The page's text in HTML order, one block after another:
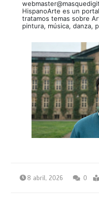
HispanoArte es un
tratamos temas sobre
pintura, música, danza,
8 abril, 2026 0